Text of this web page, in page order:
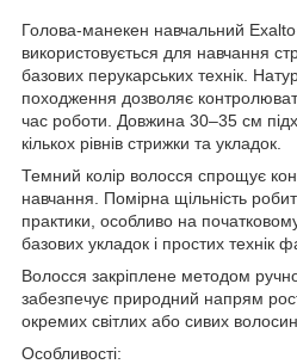
Голова-манекен навчальний
використовується для навчання
базових перукарських технік.
походження дозволяє
час роботи. Довжина 30–35 см
кількох рівнів стрижки та укладок.
Темний колір волосся спрощує
навчання. Помірна щільність
практики, особливо на
базових укладок і простих технік
Волосся закріплене методом
забезпечує природний напрям
окремих світлих або сивих волосин.
Особливості: